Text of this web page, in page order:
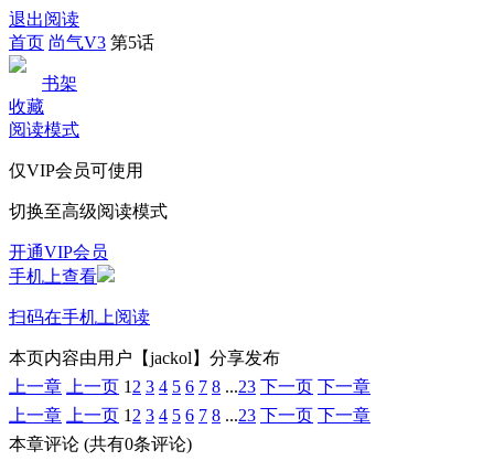
退出阅读
首页 尚气V3 第5话
书架
收藏
阅读模式
仅VIP会员可使用
切换至高级阅读模式
开通VIP会员
手机上查看
扫码在手机上阅读
本页内容由用户【jackol】分享发布
上一章
上一页 1 2 3 4 5 6 7 8 ...23 下一页 下一章
上一章
上一页 1 2 3 4 5 6 7 8 ...23 下一页 下一章
本章评论 (共有0条评论)